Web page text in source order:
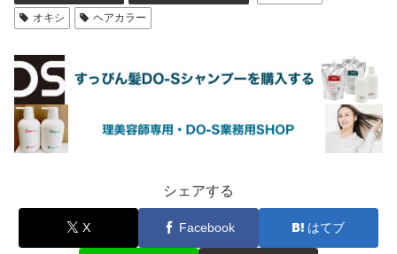
オキシ
ヘアカラー
シェアする
X Facebook はてブ